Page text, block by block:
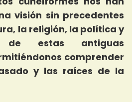
visión sin precedentes
la religión, la política y
estas antiguas
comprender
y las raíces de la